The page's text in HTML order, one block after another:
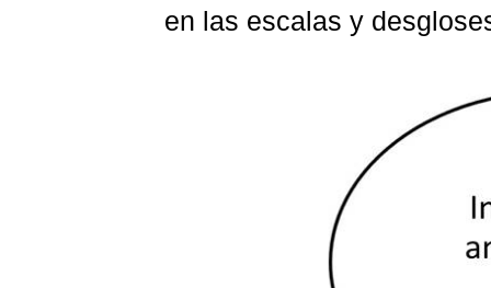
en las escalas y